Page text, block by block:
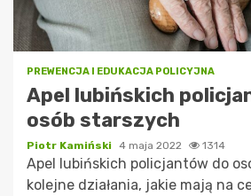
PREWENCJA I EDUKACJA POLICYJNA
Apel lubińskich
osób starszych
Piotr Kamiński 4 maja 2022 1314
Apel lubińskich policjantów do
kolejne działania, jakie mają na